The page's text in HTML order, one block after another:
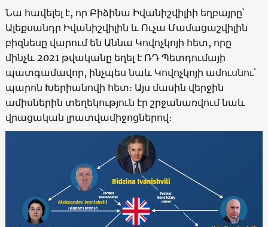
Նա հավելել է, որ Բիձինա Իվանիշվիլիի եղբայրը՝
Ալեքսանդր Իվանիշվիլին և Ուչա Մամացաշվիլին
բիզնեսը վարում են Աննա Կովոչկոյի հետ, որը
մինչև 2021 թվականը եղել է ՌԴ Պետդումայի
պատգամավոր, ինչպես նաև Կովոչկոյի ամուսնու՝
պարոն Խերիանովի հետ։ Այս մասին վերջին
ամիսներին տեղեկություն էր շրջանառվում նաև
վրացական լրատվամիջոցներով։